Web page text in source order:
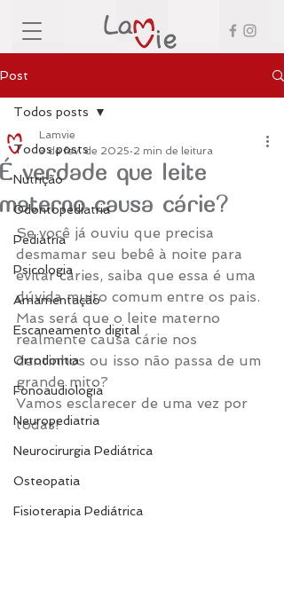
Post
Todos posts
Nutrição
Odontopediatria
Pediatria
Psicologia
Amamentação
Escaneamento digital
Ortodontia
Fonoaudiologia
Neuropediatria
Neurocirurgia Pediátrica
Osteopatia
Fisioterapia Pediátrica
Todos posts
É verdade que leite
materno causa cárie?
Lamvie
3 de fev. de 2025 2 min de leitura
Se você já ouviu que precisa
desmamar seu bebê à noite para
evitar cáries, saiba que essa é uma
dúvida muito comum entre os pais.
Mas será que o leite materno
realmente causa cárie nos
dentinhos ou isso não passa de um
grande mito?
Vamos esclarecer de uma vez por
todas!